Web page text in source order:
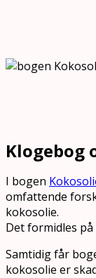
Klogebog
I bogen
omfattende
kokosolie.
Det formidles
Samtidig får
kokosolie er